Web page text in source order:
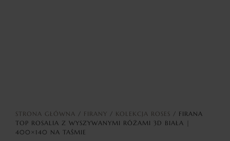
STRONA GŁÓWNA / FIRANY / KOLEKCJA ROSES / FIRANA
TOP ROSALIA Z WYSZYWANYMI RÓŻAMI 3D BIAŁA |
400×140 NA TAŚMIE